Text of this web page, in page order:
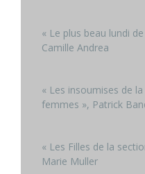
« Le plus beau lundi
Camille Andrea
« Les insoumises de
femmes », Patrick
« Les Filles de la
Marie Muller